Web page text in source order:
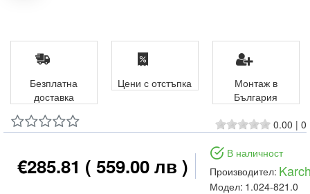
0.00 | 0
€285.81 ( 559.00 лв )
В наличност
Производител:
Модел: 1.024-821.0
Безплатна
доставка
Цени с отстъпка
Монтаж в
България